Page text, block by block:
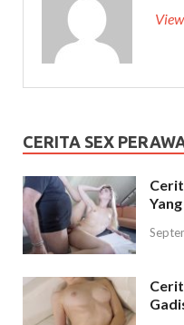
CERITA SEX